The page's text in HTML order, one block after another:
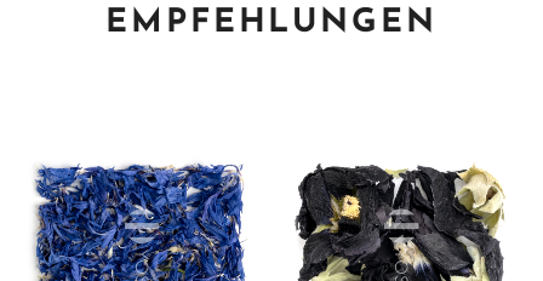
EMPFEHLUNGEN